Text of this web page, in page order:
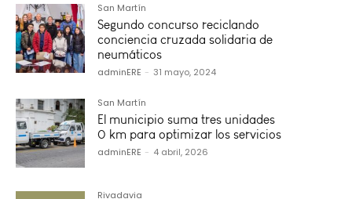
San Martín
Segundo concurso reciclando
conciencia cruzada solidaria de
neumáticos
adminERE - 31 mayo, 2024
San Martín
El municipio suma tres unidades
0 km para optimizar los servicios
adminERE - 4 abril, 2026
Rivadavia